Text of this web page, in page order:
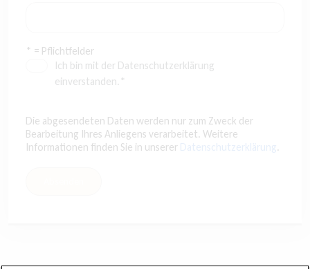
* = Pflichtfelder
Ich bin mit der Datenschutzerklärung
einverstanden.*
Die abgesendeten Daten werden nur zum Zweck der
Bearbeitung Ihres Anliegens verarbeitet. Weitere
Informationen finden Sie in unserer Datenschutzerklärung.